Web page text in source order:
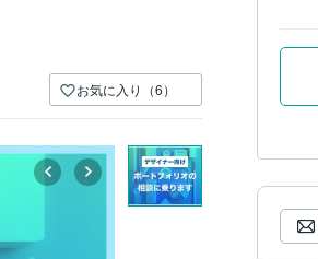
お気に入り（6）